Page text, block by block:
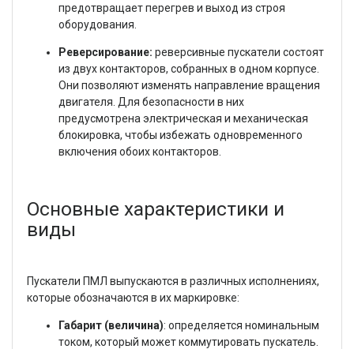
предотвращает перегрев и выход из строя
оборудования.
Реверсирование: реверсивные пускатели состоят
из двух контакторов, собранных в одном корпусе.
Они позволяют изменять направление вращения
двигателя. Для безопасности в них
предусмотрена электрическая и механическая
блокировка, чтобы избежать одновременного
включения обоих контакторов.
Основные характеристики и
виды
Пускатели ПМЛ выпускаются в различных исполнениях,
которые обозначаются в их маркировке:
Габарит (величина): определяется номинальным
током, который может коммутировать пускатель.